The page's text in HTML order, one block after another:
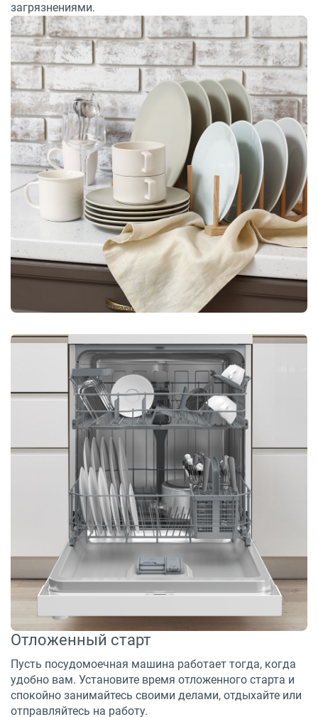
загрязнениями.
Отложенный старт
Пусть посудомоечная машина работает тогда, когда
удобно вам. Установите время отложенного старта и
спокойно занимайтесь своими делами, отдыхайте или
отправляйтесь на работу.